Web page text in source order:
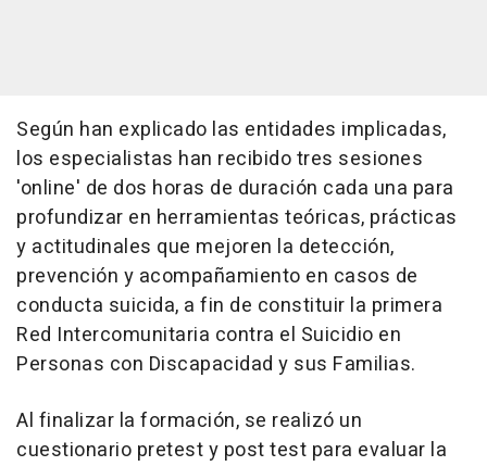
Según han explicado las entidades implicadas,
los especialistas han recibido tres sesiones
'online' de dos horas de duración cada una para
profundizar en herramientas teóricas, prácticas
y actitudinales que mejoren la detección,
prevención y acompañamiento en casos de
conducta suicida, a fin de constituir la primera
Red Intercomunitaria contra el Suicidio en
Personas con Discapacidad y sus Familias.
Al finalizar la formación, se realizó un
cuestionario pretest y post test para evaluar la